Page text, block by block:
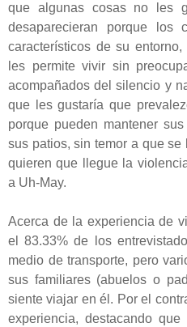
que algunas cosas no les
desaparecieran porque los
característicos de su
les permite vivir sin
acompañados del silencio y
que les gustaría que
porque pueden mantener
sus patios, sin temor a que
quieren que llegue la
a Uh-May.
Acerca de la experiencia de
el 83.33% de los
medio de transporte, pero
sus familiares (abuelos o
siente viajar en él. Por el
experiencia, destacando